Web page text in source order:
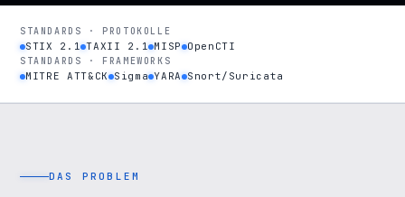
STANDARDS · PROTOKOLLE
STIX 2.1 TAXII 2.1 MISP OpenCTI
STANDARDS · FRAMEWORKS
MITRE ATT&CK Sigma YARA Snort/Suricata
DAS PROBLEM